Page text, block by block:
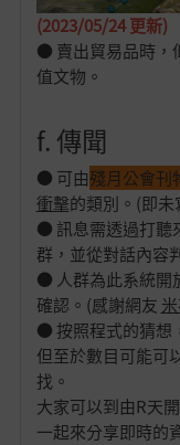
(2023/05/24 更新)
● 賣出貿易品時，
值文物。
f. 傳聞
● 可由殘月公會刊
衝擊的類別。(即
● 訊息需透過打聽
群，並從對話內容
● 人群為此系統開
確認。(感謝網友
● 按照程式的猜想
但至於數目可能可
找。
大家可以到由R天
一起來分享即時的